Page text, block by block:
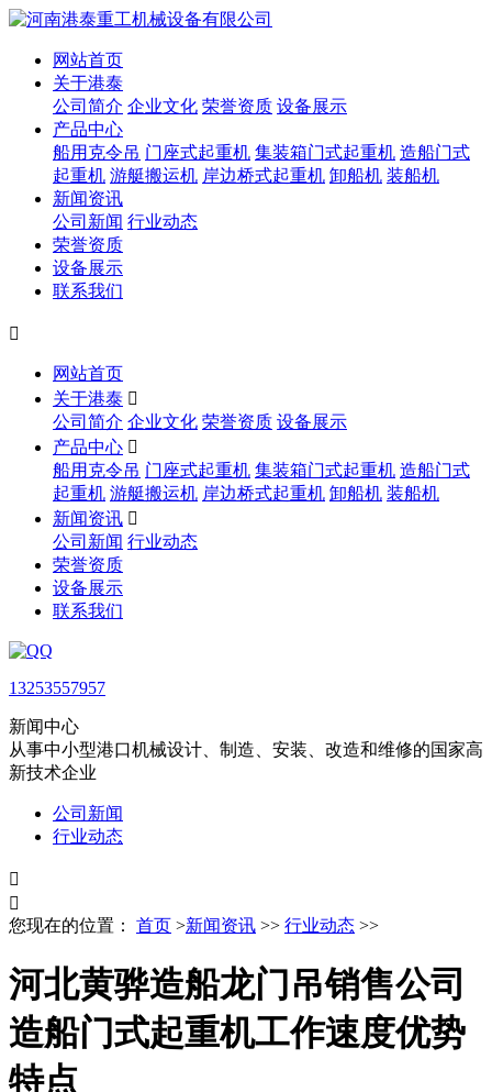
网站首页
关于港泰
公司简介 企业文化 荣誉资质 设备展示
产品中心
船用克令吊 门座式起重机 集装箱门式起重机 造船门式
起重机 游艇搬运机 岸边桥式起重机 卸船机 装船机
新闻资讯
公司新闻 行业动态
荣誉资质
设备展示
联系我们

网站首页
关于港泰 
公司简介 企业文化 荣誉资质 设备展示
产品中心 
船用克令吊 门座式起重机 集装箱门式起重机 造船门式
起重机 游艇搬运机 岸边桥式起重机 卸船机 装船机
新闻资讯 
公司新闻 行业动态
荣誉资质
设备展示
联系我们
13253557957
新闻中心
从事中小型港口机械设计、制造、安装、改造和维修的国家高
新技术企业
公司新闻
行业动态


您现在的位置： 首页 >新闻资讯 >> 行业动态 >>
河北黄骅造船龙门吊销售公司
造船门式起重机工作速度优势
特点